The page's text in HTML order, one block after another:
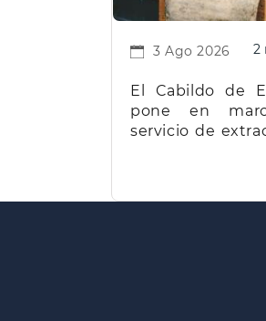
3 Ago 2026 2
El Cabildo de
pone en
servicio de
Paginación